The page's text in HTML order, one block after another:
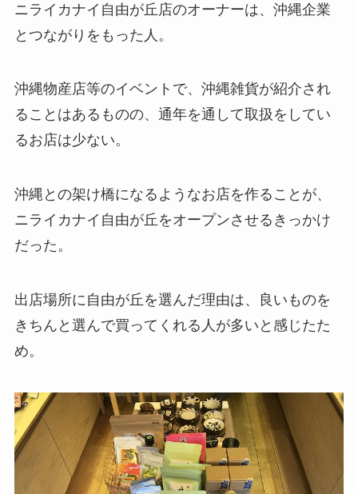
ニライカナイ自由が丘店のオーナーは、沖縄企業
とつながりをもった人。
沖縄物産店等のイベントで、沖縄雑貨が紹介され
ることはあるものの、通年を通して取扱をしてい
るお店は少ない。
沖縄との架け橋になるようなお店を作ることが、
ニライカナイ自由が丘をオープンさせるきっかけ
だった。
出店場所に自由が丘を選んだ理由は、良いものを
きちんと選んで買ってくれる人が多いと感じたた
め。